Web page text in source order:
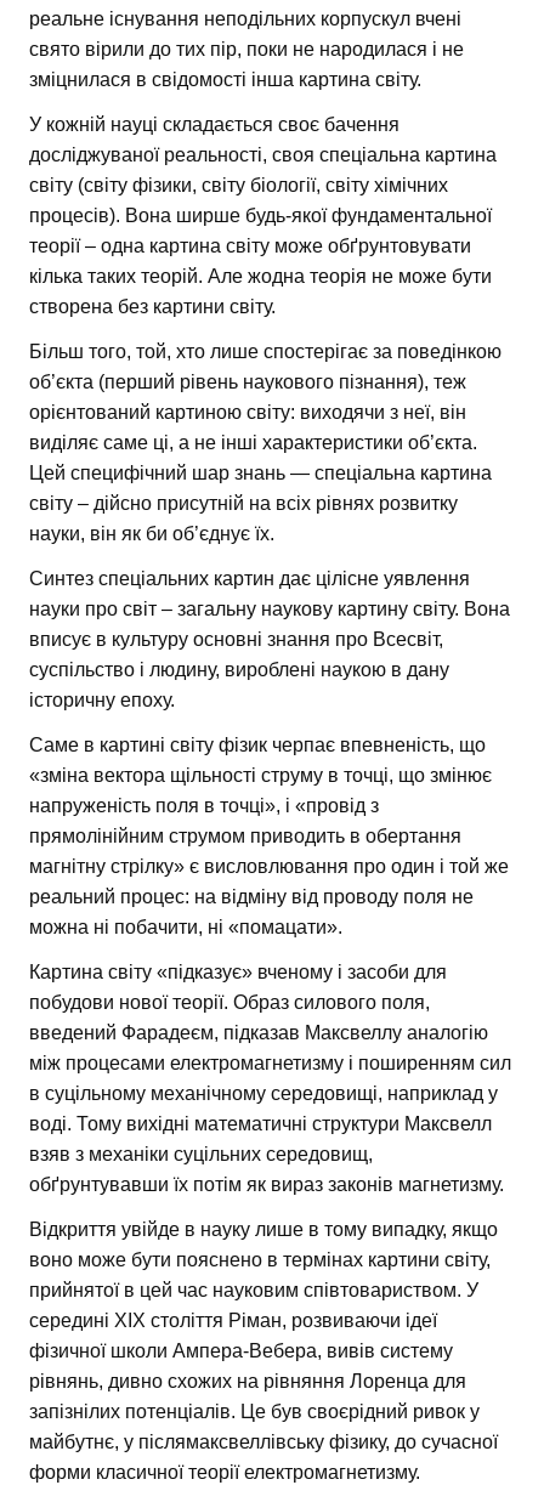
реальне існування неподільних корпускул вчені
свято вірили до тих пір, поки не народилася і не
зміцнилася в свідомості інша картина світу.
У кожній науці складається своє бачення
досліджуваної реальності, своя спеціальна картина
світу (світу фізики, світу біології, світу хімічних
процесів). Вона ширше будь-якої фундаментальної
теорії – одна картина світу може обґрунтовувати
кілька таких теорій. Але жодна теорія не може бути
створена без картини світу.
Більш того, той, хто лише спостерігає за поведінкою
об’єкта (перший рівень наукового пізнання), теж
орієнтований картиною світу: виходячи з неї, він
виділяє саме ці, а не інші характеристики об’єкта.
Цей специфічний шар знань — спеціальна картина
світу – дійсно присутній на всіх рівнях розвитку
науки, він як би об’єднує їх.
Синтез спеціальних картин дає цілісне уявлення
науки про світ – загальну наукову картину світу. Вона
вписує в культуру основні знання про Всесвіт,
суспільство і людину, вироблені наукою в дану
історичну епоху.
Саме в картині світу фізик черпає впевненість, що
«зміна вектора щільності струму в точці, що змінює
напруженість поля в точці», і «провід з
прямолінійним струмом приводить в обертання
магнітну стрілку» є висловлювання про один і той же
реальний процес: на відміну від проводу поля не
можна ні побачити, ні «помацати».
Картина світу «підказує» вченому і засоби для
побудови нової теорії. Образ силового поля,
введений Фарадеєм, підказав Максвеллу аналогію
між процесами електромагнетизму і поширенням сил
в суцільному механічному середовищі, наприклад у
воді. Тому вихідні математичні структури Максвелл
взяв з механіки суцільних середовищ,
обґрунтувавши їх потім як вираз законів магнетизму.
Відкриття увійде в науку лише в тому випадку, якщо
воно може бути пояснено в термінах картини світу,
прийнятої в цей час науковим співтовариством. У
середині XIX століття Ріман, розвиваючи ідеї
фізичної школи Ампера-Вебера, вивів систему
рівнянь, дивно схожих на рівняння Лоренца для
запізнілих потенціалів. Це був своєрідний ривок у
майбутнє, у післямаксвеллівську фізику, до сучасної
форми класичної теорії електромагнетизму.